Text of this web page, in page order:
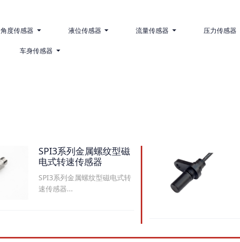
角度传感器 液位传感器 流量传感器 压力传感器
车身传感器
SPI3系列金属螺纹型磁
电式转速传感器
SPI3系列金属螺纹型磁电式转
速传感器...